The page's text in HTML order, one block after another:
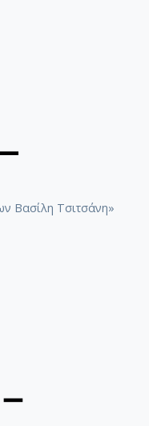
Βασίλη Τσιτσάνη»